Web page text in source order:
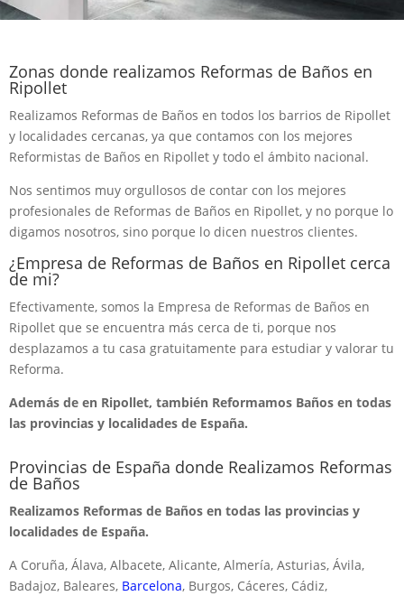
Zonas donde realizamos Reformas de Baños en
Ripollet
Realizamos Reformas de Baños en todos los barrios de Ripollet
y localidades cercanas, ya que contamos con los mejores
Reformistas de Baños en Ripollet y todo el ámbito nacional.
Nos sentimos muy orgullosos de contar con los mejores
profesionales de Reformas de Baños en Ripollet, y no porque lo
digamos nosotros, sino porque lo dicen nuestros clientes.
¿Empresa de Reformas de Baños en Ripollet cerca
de mi?
Efectivamente, somos la Empresa de Reformas de Baños en
Ripollet que se encuentra más cerca de ti, porque nos
desplazamos a tu casa gratuitamente para estudiar y valorar tu
Reforma.
Además de en Ripollet, también Reformamos Baños en todas
las provincias y localidades de España.
Provincias de España donde Realizamos Reformas
de Baños
Realizamos Reformas de Baños en todas las provincias y
localidades de España.
A Coruña, Álava, Albacete, Alicante, Almería, Asturias, Ávila,
Badajoz, Baleares, Barcelona, Burgos, Cáceres, Cádiz,